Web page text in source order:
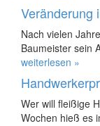
Veränderung
Nach vielen
Baumeister sein
weiterlesen »
Wer will fleißige
Wochen hieß es